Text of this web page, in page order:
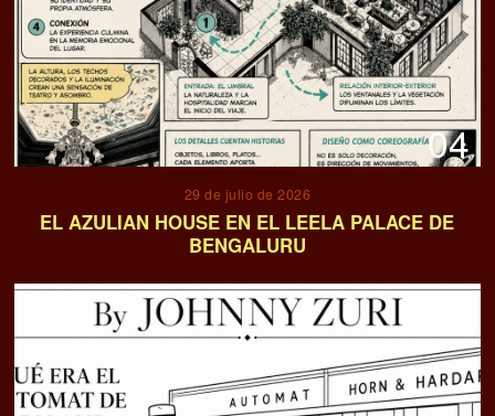
04
29 de julio de 2026
EL AZULIAN HOUSE EN EL LEELA PALACE DE
BENGALURU